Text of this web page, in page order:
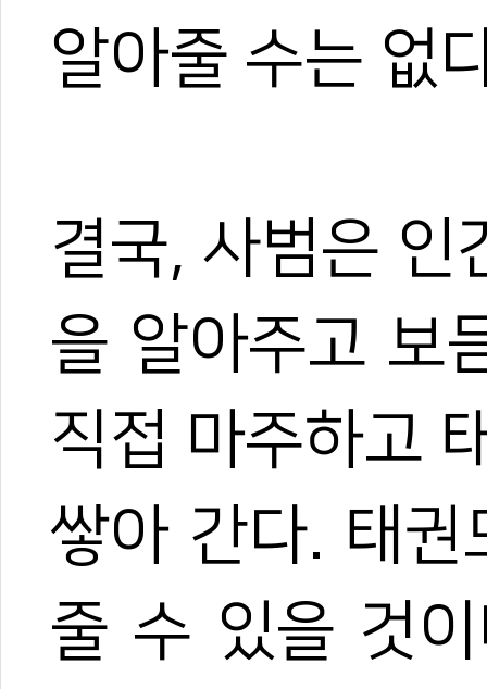
알아줄 수는 없
결국, 사범은 인
을 알아주고 보
직접 마주하고
쌓아 간다. 태
줄 수 있을 것